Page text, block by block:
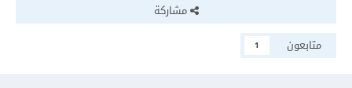
مشاركة
متابعون
1